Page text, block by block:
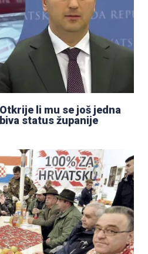
li mu se još jedna
status županije